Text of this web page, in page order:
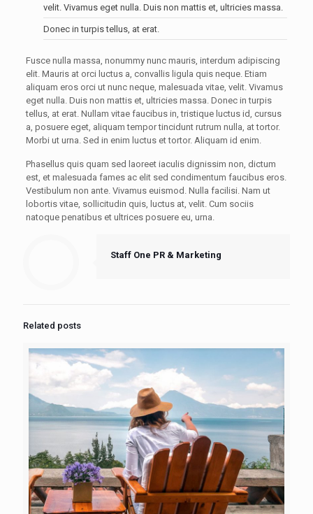
velit. Vivamus eget nulla. Duis non mattis et, ultricies massa.
Donec in turpis tellus, at erat.
Fusce nulla massa, nonummy nunc mauris, interdum adipiscing
elit. Mauris at orci luctus a, convallis ligula quis neque. Etiam
aliquam eros orci ut nunc neque, malesuada vitae, velit. Vivamus
eget nulla. Duis non mattis et, ultricies massa. Donec in turpis
tellus, at erat. Nullam vitae faucibus in, tristique luctus id, cursus
a, posuere eget, aliquam tempor tincidunt rutrum nulla, at tortor.
Morbi ut urna. Sed in enim luctus et tortor. Aliquam id enim.
Phasellus quis quam sed laoreet iaculis dignissim non, dictum
est, et malesuada fames ac elit sed condimentum faucibus eros.
Vestibulum non ante. Vivamus euismod. Nulla facilisi. Nam ut
lobortis vitae, sollicitudin quis, luctus at, velit. Cum sociis
natoque penatibus et ultrices posuere eu, urna.
Staff One PR & Marketing
Related posts